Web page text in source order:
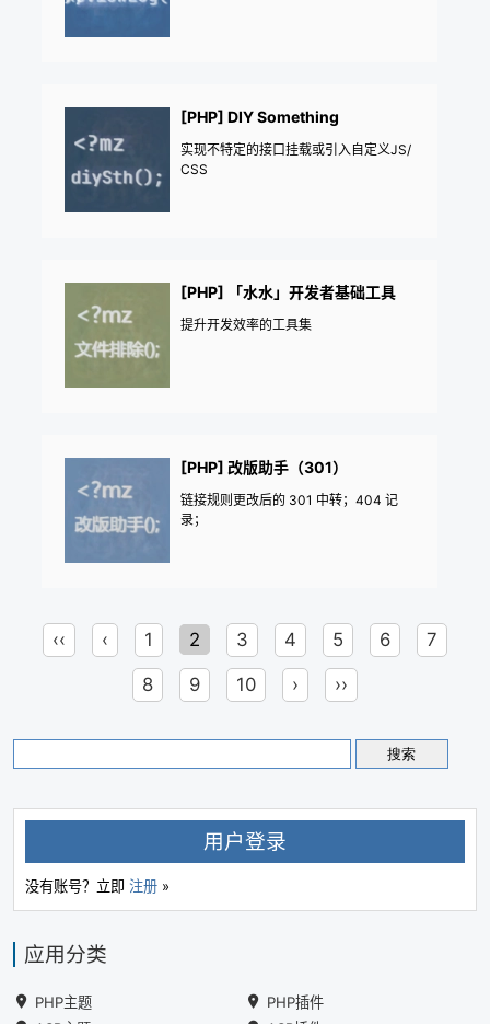
[PHP] DIY Something
实现不特定的接口挂载或引入自定义JS/
CSS
[PHP] 「水水」开发者基础工具
提升开发效率的工具集
[PHP] 改版助手（301）
链接规则更改后的 301 中转；404 记
录；
‹‹ ‹ 1 2 3 4 5 6 7
8 9 10 › ››
用户登录
没有账号？立即 注册 »
应用分类
PHP主题
PHP插件